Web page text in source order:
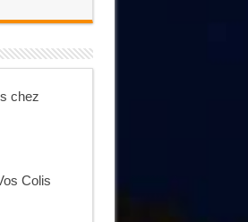
chez
Colis